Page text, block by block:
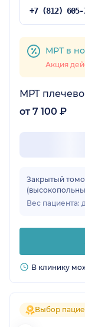
МРТ в
Акция
МРТ
от 7 100 ₽
Закрытый
Вес пациента:
В клинику
Выбор